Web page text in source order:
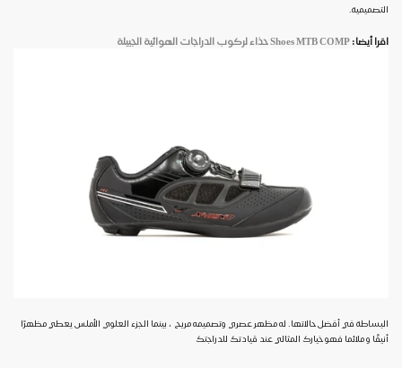
التصميمية.
اقرا أيضا:
البساطة في أفضل حالاتها. له مظهر عصري وتصميمه مريح ، بينما الجزء العلوي الأملس يعطي مظهرًا
أنيقًا و ملائما فهو خيارك المثالي عند قيادتك للدراجتك